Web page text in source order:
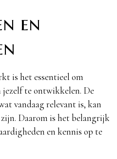
en
is het essentieel om
te ontwikkelen. De
vandaag relevant is, kan
Daarom is het belangrijk
en kennis op te